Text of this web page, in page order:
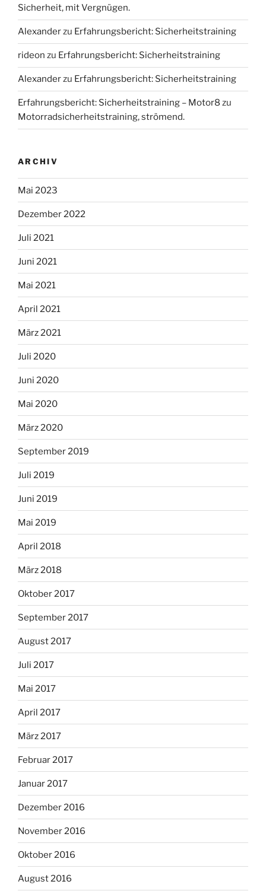
Sicherheit, mit Vergnügen.
Alexanderzu Erfahrungsbericht: Sicherheitstraining
rideon zu Erfahrungsbericht: Sicherheitstraining
Alexanderzu Erfahrungsbericht: Sicherheitstraining
Erfahrungsbericht: Sicherheitstraining – Motor8 zu
Motorradsicherheitstraining, strömend.
ARCHIV
Mai 2023
Dezember 2022
Juli 2021
Juni 2021
Mai 2021
April 2021
März 2021
Juli 2020
Juni 2020
Mai 2020
März 2020
September 2019
Juli 2019
Juni 2019
Mai 2019
April 2018
März 2018
Oktober 2017
September 2017
August 2017
Juli 2017
Mai 2017
April 2017
März 2017
Februar 2017
Januar 2017
Dezember 2016
November 2016
Oktober 2016
August 2016